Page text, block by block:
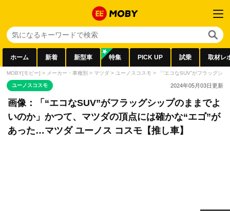
ホーム 新着 新型車 特集 PICK UP 試乗 取材レ
MOBY[モビー] > メーカー・車種別 > マツダ > ユーノスコスモ > 「“エコなSUV”がフラッグシ
ユーノスコスモ 2024年05月03日更新
画像：「“エコなSUV”がフラッグシップのままでよ
いのか」かつて、マツダの頂点には確かな“エゴ”が
あった…マツダ ユーノス コスモ【推し車】